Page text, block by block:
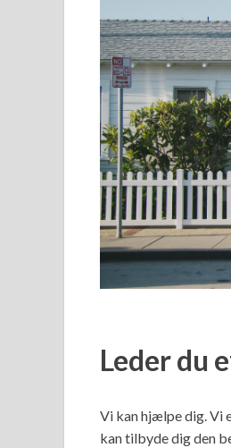
Leder du
Vi kan hjælpe dig. Vi
kan tilbyde dig den